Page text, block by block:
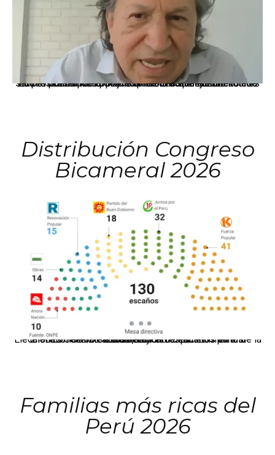
La presidenta Keiko Fujimori informó que la solicitud de indulto presentada por el expresidente Alejandro Toledo será evaluada por la Comisión de Gracias Presidenciales conforme al procedimiento establecido.
Distribución Congreso
Bicameral 2026
El JNE oficializó la distribución de escaños para la elección de 60 senadores y 130 diputados en las Elecciones Generales 2026, tras el restablecimiento de la Bicameralidad.
Familias más ricas del
Perú 2026